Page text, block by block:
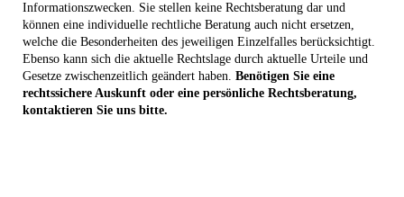
Informationszwecken. Sie stellen keine Rechtsberatung dar und
können eine individuelle rechtliche Beratung auch nicht ersetzen,
welche die Besonderheiten des jeweiligen Einzelfalles berücksichtigt.
Ebenso kann sich die aktuelle Rechtslage durch aktuelle Urteile und
Gesetze zwischenzeitlich geändert haben. Benötigen Sie eine
rechtssichere Auskunft oder eine persönliche Rechtsberatung,
kontaktieren Sie uns bitte.